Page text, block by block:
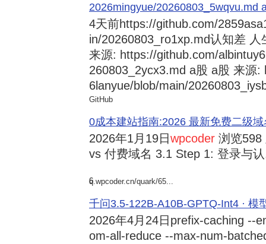
2026mingyue/20260803_5wqvu.md
4天前https://github.com/
in/20260803_ro1xp.md认知差
来源: https://github.com/
260803_2ycx3.md a股 a股 来源
6lanyue/blob/main/
GitHub
0成本建站指南:2026 最新免费二级
2026年1月19日wpcoder 浏览598
vs 付费域名 3.1 Step 1: 登录与
6
q.wpcoder.cn/quark/65...
千问3.5-122B-A10B-GPTQ-Int4 · 模
2026年4月24日 prefix-caching --
om-all-reduce --max-num-